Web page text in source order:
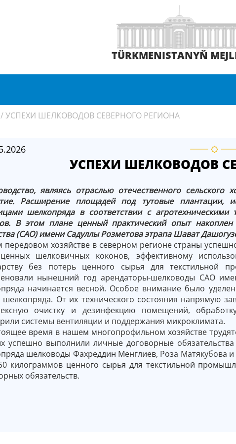
TÜRKMENISTANYŇ
/УСПЕХИ ШЕЛКОВОДОВ СЕВЕРНОГО РЕГИОНА
УСПЕХИ ШЕЛКОВОДОВ
являясь отраслью отечественного
Расширение площадей под тутовые плантации,
шелкопряда в соответствии с
В этом плане ценный практический опыт накоплен
(САО) имени Садуллы Розметова этрапа Шават
передовом хозяйстве в северном регионе страны
шелковичных коконов, эффективному
без потерь ценного сырья для текстильной
нынешний год арендаторы-шелководы САО
начинается весной. Особое внимание было
шелкопряда. От их технического состояния напрямую
очистку и дезинфекцию помещений,
системы вентиляции и поддержания микроклимата.
время в нашем многопрофильном хозяйстве
успешно выполнили личные договорные
шелководы Фахреддин Менглиев, Роза Матякубова
килограммов ценного сырья для текстильной
обязательств.